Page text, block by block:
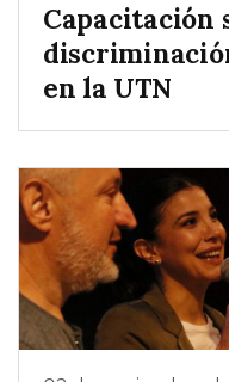
Capacitación
en la UTN